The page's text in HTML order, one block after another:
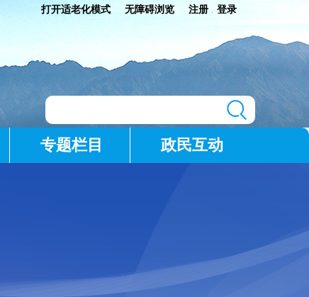
打开适老化模式 无障碍浏览 注册 登录
专题栏目 政民互动